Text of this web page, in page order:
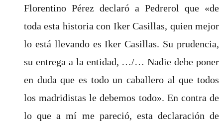
Florentino Pérez declaró a Pedrerol que «de
toda esta historia con Iker Casillas, quien mejor
lo está llevando es Iker Casillas. Su prudencia,
su entrega a la entidad, …/… Nadie debe poner
en duda que es todo un caballero al que todos
los madridistas le debemos todo». En contra de
lo que a mí me pareció, esta declaración de